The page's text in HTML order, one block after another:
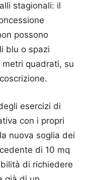
stagionali: il
possono
blu o spazi
metri quadrati, su
esercizi di
con i propri
nuova soglia dei
di 10 mq
di richiedere